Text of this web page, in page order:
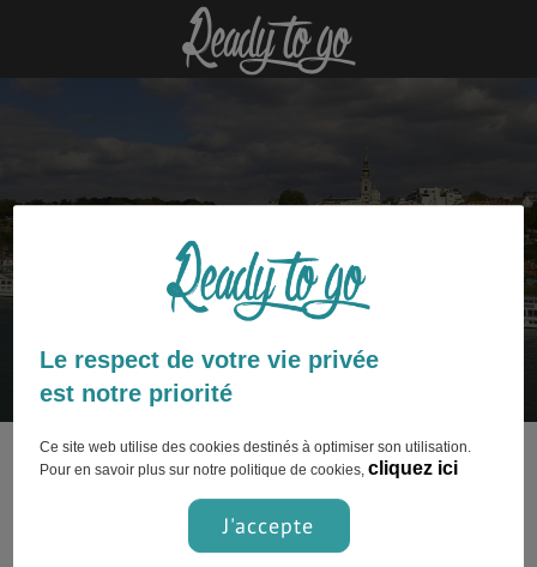
Ce contenu n’est pas encore disponible.
Le respect de votre vie privée
est notre priorité
Ce site web utilise des cookies destinés à optimiser son utilisation.
Pour en savoir plus sur notre politique de cookies,cliquez ici
J'accepte